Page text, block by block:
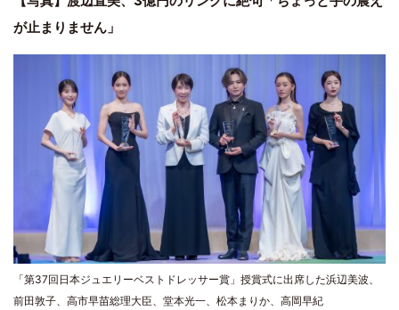
が止まりません」
「第37回日本ジュエリーベストドレッサー賞」授賞式に出席した浜辺美波、
前田敦子、高市早苗総理大臣、堂本光一、松本まりか、高岡早紀